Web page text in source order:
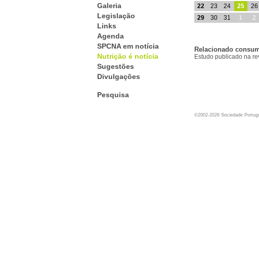
Galeria
Legislação
Links
Agenda
SPCNA em notícia
Nutrição é notícia
Sugestões
Divulgações
Pesquisa
22
23 24 25 26
29
30 31 1 2
Relacionado
Estudo publicado na
©2002-2026 Sociedade